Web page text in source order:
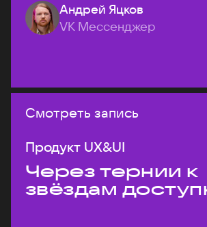
Андрей Яцков
VK Мессенджер
Смотреть запись
Продукт UX&UI
Через тернии к
звёздам